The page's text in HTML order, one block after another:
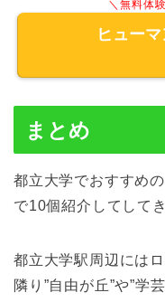
＼無料体
ヒュー
まとめ
都立大学でおすすめ
で10個紹介してして
都立大学駅周辺には
隣り”自由が丘”や”学